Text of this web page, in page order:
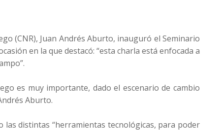
(CNR), Juan Andrés Aburto, inauguró el Seminario
en la que destacó: “esta charla está enfocada a
es muy importante, dado el escenario de cambio
Aburto.
las distintas “herramientas tecnológicas, para poder